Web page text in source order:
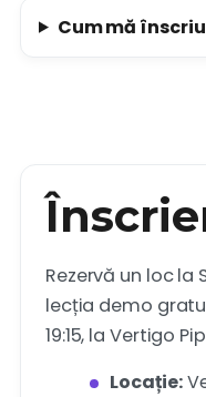
Cum mă
Rezervă un loc la
lecția demo
19:15, la Vertigo
Locație: